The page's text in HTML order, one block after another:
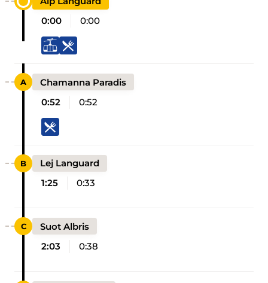
0:00
0:00
Chamanna Paradis
0:52
0:52
Lej Languard
1:25
0:33
Suot Albris
2:03
0:38